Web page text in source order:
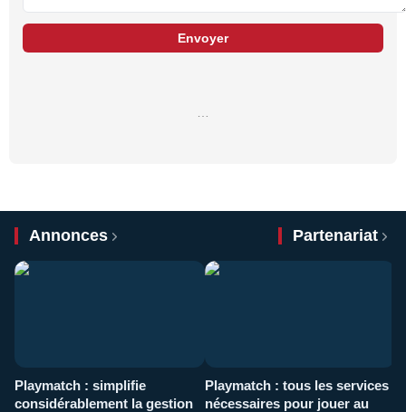
Envoyer
Annonces Partenariat
Playmatch : simplifie
considérablement la gestion
Playmatch : tous les services
nécessaires pour jouer au